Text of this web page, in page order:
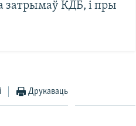
затрымаў КДБ, і пры
Друкаваць